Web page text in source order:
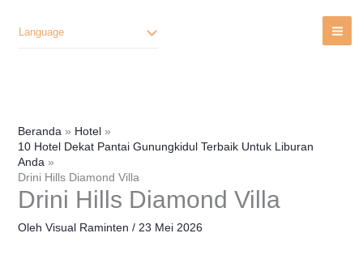
Language
Beranda
Hotel
10 Hotel Dekat Pantai Gunungkidul Terbaik Untuk Liburan
Anda
Drini Hills Diamond Villa
Drini Hills Diamond Villa
Oleh Visual Raminten / 23 Mei 2026